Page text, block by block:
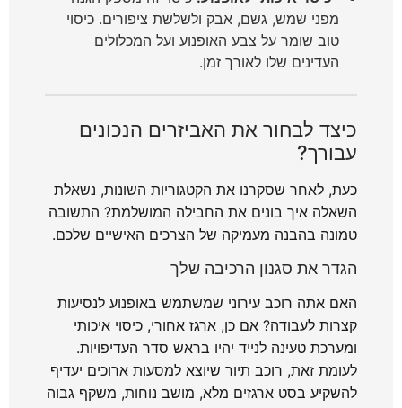
מפני שמש, גשם, אבק ולשלשת ציפורים. כיסוי
טוב שומר על צבע האופנוע ועל המכלולים
העדינים שלו לאורך זמן.
כיצד לבחור את האביזרים הנכונים
עבורך?
כעת, לאחר שסקרנו את הקטגוריות השונות, נשאלת
השאלה איך בונים את החבילה המושלמת? התשובה
טמונה בהבנה מעמיקה של הצרכים האישיים שלכם.
הגדר את סגנון הרכיבה שלך
האם אתה רוכב עירוני שמשתמש באופנוע לנסיעות
קצרות לעבודה? אם כן, ארגז אחורי, כיסוי איכותי
ומערכת טעינה לנייד יהיו בראש סדר העדיפויות.
לעומת זאת, רוכב תיור שיוצא למסעות ארוכים יעדיף
להשקיע בסט ארגזים מלא, מושב נוחות, משקף גבוה